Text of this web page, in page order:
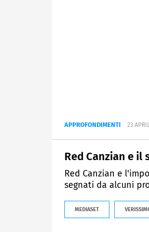
APPROFONDIMENTI 23
Red Canzian e il
Red Canzian e
segnati da alcuni
MEDIASET